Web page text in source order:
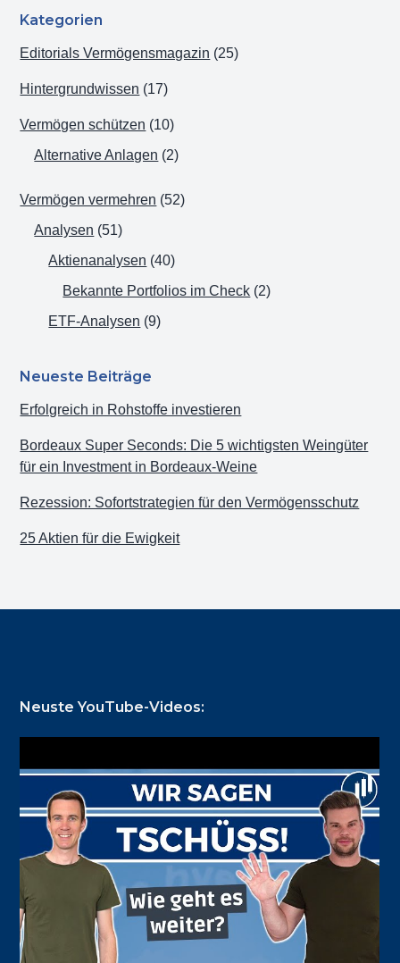
Kategorien
Editorials Vermögensmagazin (25)
Hintergrundwissen (17)
Vermögen schützen (10)
Alternative Anlagen (2)
Vermögen vermehren (52)
Analysen (51)
Aktienanalysen (40)
Bekannte Portfolios im Check (2)
ETF-Analysen (9)
Neueste Beiträge
Erfolgreich in Rohstoffe investieren
Bordeaux Super Seconds: Die 5 wichtigsten Weingüter
für ein Investment in Bordeaux-Weine
Rezession: Sofortstrategien für den Vermögensschutz
25 Aktien für die Ewigkeit
Neuste YouTube-Videos: